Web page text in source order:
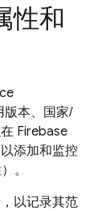
性和
版本、国家/
Firebase
添加和监控
。
以记录其范